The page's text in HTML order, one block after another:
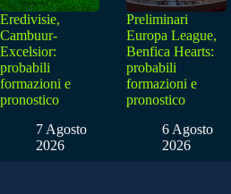
Eredivisie,
Cambuur-
Excelsior:
probabili
formazioni e
pronostico
7 Agosto
2026
Preliminari
Europa League,
Benfica Hearts:
probabili
formazioni e
pronostico
6 Agosto
2026